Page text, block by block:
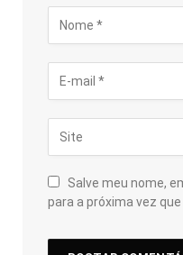
Salve meu nome,
para a próxima vez